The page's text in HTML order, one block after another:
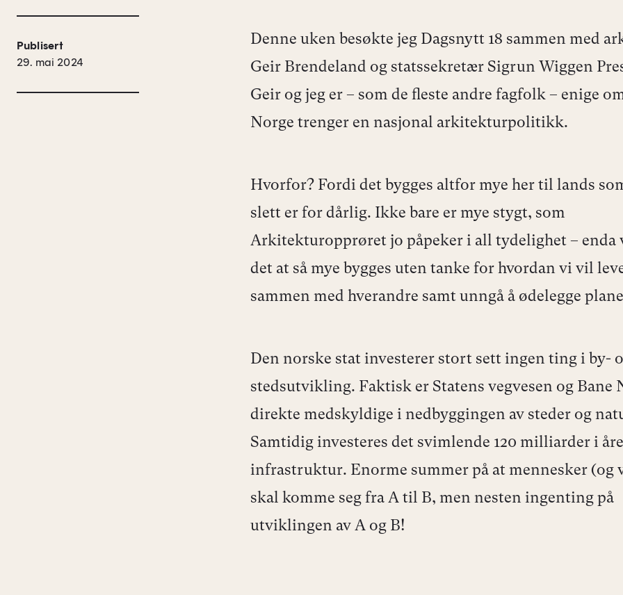
Publisert
29. mai 2024
Denne uken besøkte jeg Dagsnytt 18 sammen med
Geir Brendeland og statssekretær Sigrun Wiggen
Geir og jeg er – som de fleste andre fagfolk – enige
Norge trenger en nasjonal arkitekturpolitikk.
Hvorfor? Fordi det bygges altfor mye her til lands
slett er for dårlig. Ikke bare er mye stygt, som
Arkitekturopprøret jo påpeker i all tydelighet – enda
det at så mye bygges uten tanke for hvordan vi vil
sammen med hverandre samt unngå å ødelegge
Den norske stat investerer stort sett ingen ting i by-
stedsutvikling. Faktisk er Statens vegvesen og Bane
direkte medskyldige i nedbyggingen av steder og
Samtidig investeres det svimlende 120 milliarder i
infrastruktur. Enorme summer på at mennesker (og
skal komme seg fra A til B, men nesten ingenting på
utviklingen av A og B!